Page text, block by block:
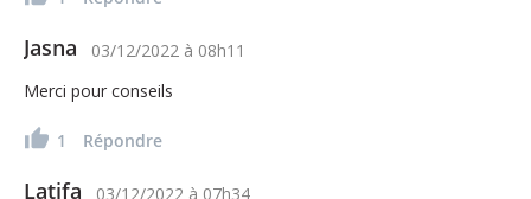
Jasna 03/12/2022 à 08h11
Merci pour conseils
1 Répondre
Latifa 03/12/2022 à 07h34